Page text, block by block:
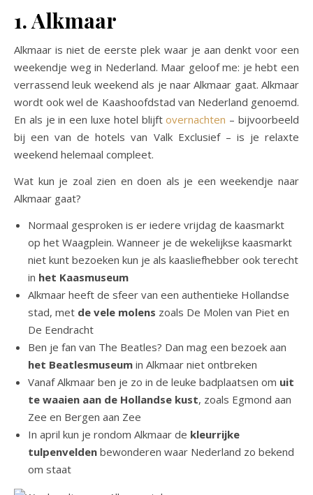
1. Alkmaar
Alkmaar is niet de eerste plek waar je aan denkt voor een
weekendje weg in Nederland. Maar geloof me: je hebt een
verrassend leuk weekend als je naar Alkmaar gaat. Alkmaar
wordt ook wel de Kaashoofdstad van Nederland genoemd.
En als je in een luxe hotel blijftovernachten – bijvoorbeeld
bij een van de hotels van Valk Exclusief – is je relaxte
weekend helemaal compleet.
Wat kun je zoal zien en doen als je een weekendje naar
Alkmaar gaat?
Normaal gesproken is er iedere vrijdag de kaasmarkt
op het Waagplein. Wanneer je de wekelijkse kaasmarkt
niet kunt bezoeken kun je als kaasliefhebber ook terecht
in het Kaasmuseum
Alkmaar heeft de sfeer van een authentieke Hollandse
stad, met de vele molens zoals De Molen van Piet en
De Eendracht
Ben je fan van The Beatles? Dan mag een bezoek aan
het Beatlesmuseum in Alkmaar niet ontbreken
Vanaf Alkmaar ben je zo in de leuke badplaatsen om uit
te waaien aan de Hollandse kust, zoals Egmond aan
Zee en Bergen aan Zee
In april kun je rondom Alkmaar de kleurrijke
tulpenvelden bewonderen waar Nederland zo bekend
om staat